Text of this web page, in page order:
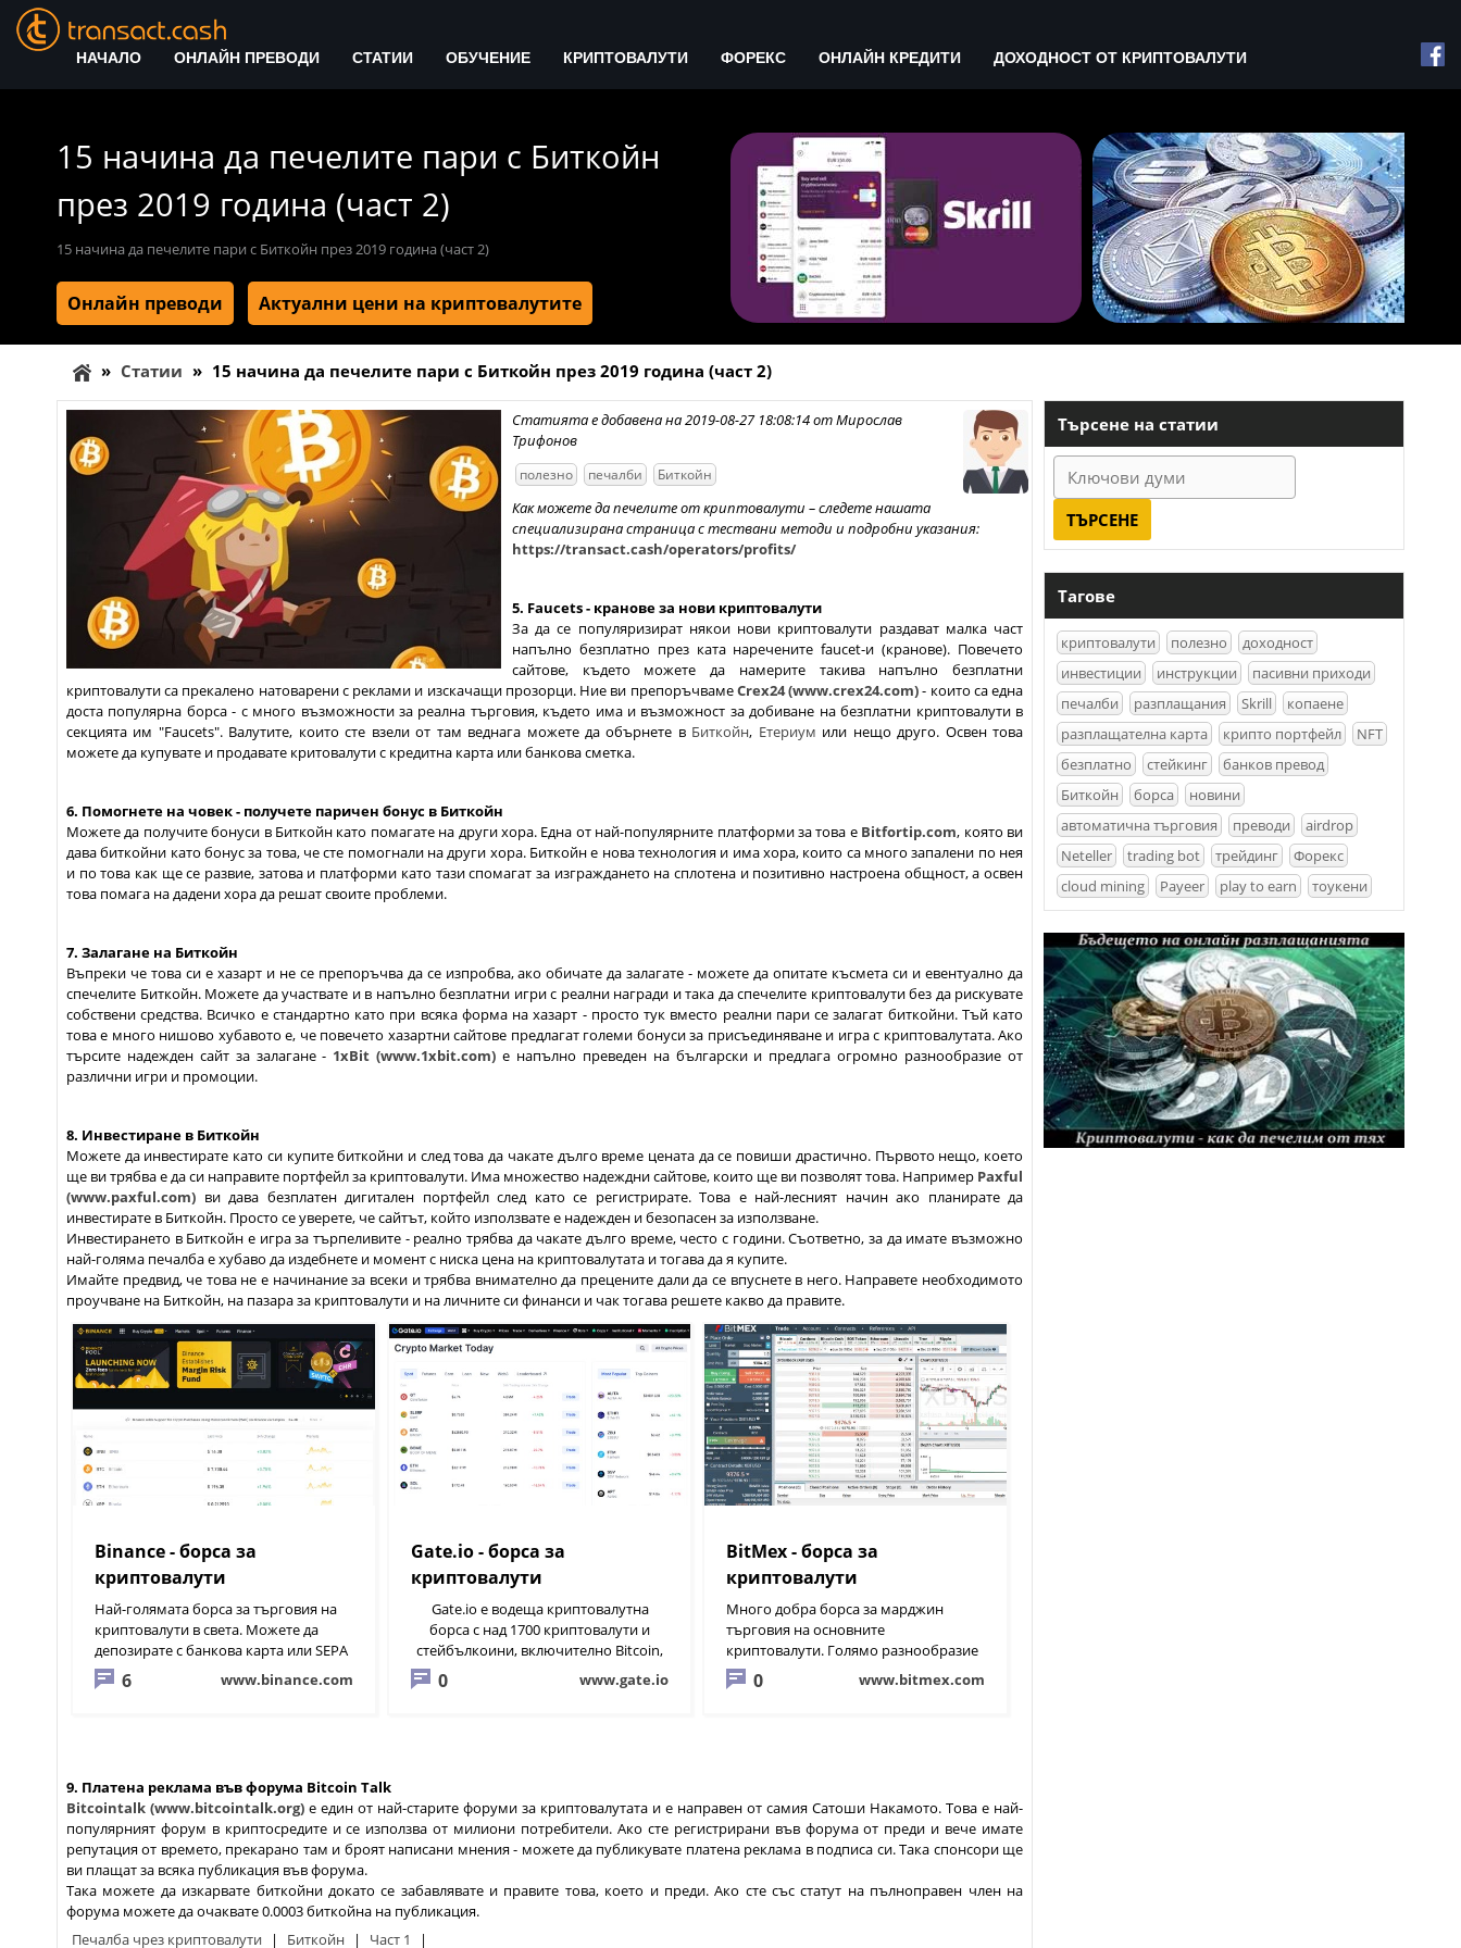
НАЧАЛО ОНЛАЙН ПРЕВОДИ СТАТИИ ОБУЧЕНИЕ КРИПТОВАЛУТИ ФОРЕКС ОНЛАЙН КРЕДИТИ ДОХОДНОСТ ОТ КРИПТОВАЛУТИ
15 начина да печелите пари с Биткойн
през 2019 година (част 2)
15 начина да печелите пари с Биткойн през 2019 година (част 2)
Онлайн преводи Актуални цени на криптовалутите
» Статии » 15 начина да печелите пари с Биткойн през 2019 година (част 2)
Търсене на статии
Тагове
криптовалути полезно
доходност
инвестиции
инструкции
пасивни приходи
печалби
разплащания Skrill
копаене
разплащателна карта
крипто портфейл
NFT
безплатно
стейкинг
банков превод
Биткойн
борса
новини
автоматична търговия
преводи
airdrop
Neteller
trading bot трейдинг
Форекс
cloud mining
Payeer play to earn тоукени
Статията е добавена на 2019-08-27 18:08:14 от Мирослав
Трифонов
полезно печалби Биткойн
Как можете да печелите от криптовалути – следете нашата
специализирана страница с тествани методи и подробни указания:
https://transact.cash/operators/profits/
5. Faucets - кранове за нови криптовалути
За да се популяризират някои нови криптовалути раздават малка част
напълно безплатно през ката наречените faucet-и (кранове). Повечето
сайтове, където можете да намерите такива напълно безплатни
криптовалути са прекалено натоварени с реклами и изскачащи прозорци. Ние ви препоръчвамеCrex24 (www.crex24.com)- които са една
доста популярна борса - с много възможности за реална търговия, където има и възможност за добиване на безплатни криптовалути в
секцията им "Faucets". Валутите, които сте взели от там веднага можете да обърнете в Биткойн, Етериум или нещо друго. Освен това
можете да купувате и продавате критовалути с кредитна карта или банкова сметка.
6. Помогнете на човек - получете паричен бонус в Биткойн
Можете да получите бонуси в Биткойн като помагате на други хора. Една от най-популярните платформи за това е Bitfortip.com, която ви
дава биткойни като бонус за това, че сте помогнали на други хора. Биткойн е нова технология и има хора, които са много запалени по нея
и по това как ще се развие, затова и платформи като тази спомагат за изграждането на сплотена и позитивно настроена общност, а освен
това помага на дадени хора да решат своите проблеми.
7. Залагане на Биткойн
Въпреки че това си е хазарт и не се препоръчва да се изпробва, ако обичате да залагате - можете да опитате късмета си и евентуално да
спечелите Биткойн. Можете да участвате и в напълно безплатни игри с реални награди и така да спечелите криптовалути без да рискувате
собствени средства. Всичко е стандартно като при всяка форма на хазарт - просто тук вместо реални пари се залагат биткойни. Тъй като
това е много нишово хубавото е, че повечето хазартни сайтове предлагат големи бонуси за присъединяване и игра с криптовалутата. Ако
търсите надежден сайт за залагане - 1xBit (www.1xbit.com) е напълно преведен на български и предлага огромно разнообразие от
различни игри и промоции.
8. Инвестиране в Биткойн
Можете да инвестирате като си купите биткойни и след това да чакате дълго време цената да се повиши драстично. Първото нещо, което
ще ви трябва е да си направите портфейл за криптовалути. Има множество надеждни сайтове, които ще ви позволят това. Например Paxful
(www.paxful.com) ви дава безплатен дигитален портфейл след като се регистрирате. Това е най-лесният начин ако планирате да
инвестирате в Биткойн. Просто се уверете, че сайтът, който използвате е надежден и безопасен за използване.
Инвестирането в Биткойн е игра за търпеливите - реално трябва да чакате дълго време, често с години. Съответно, за да имате възможно
най-голяма печалба е хубаво да издебнете и момент с ниска цена на криптовалутата и тогава да я купите.
Имайте предвид, че това не е начинание за всеки и трябва внимателно да прецените дали да се впуснете в него. Направете необходимото
проучване на Биткойн, на пазара за криптовалути и на личните си финанси и чак тогава решете какво да правите.
Binance - борса за
криптовалути
Най-голямата борса за търговия на
криптовалути в света. Можете да
депозирате с банкова карта или SEPA
превод; много възможности за
пасивни приходи.
www.binance.com
6
Gate.io - борса за
криптовалути
Gate.io е водеща криптовалутна
борса с над 1700 криптовалути и
стейбълкоини, включително Bitcoin,
Ethereum и Dogecoin12. Тя предоставя
възможност за търговия с
www.gate.io
0
BitMex - борса за
криптовалути
Много добра борса за марджин
търговия на основните
криптовалути. Голямо разнообразие
от инструменти за търгуване.www.bitmex.com
0
9. Платена реклама във форума Bitcoin Talk
Bitcointalk (www.bitcointalk.org) е един от най-старите форуми за криптовалутата и е направен от самия Сатоши Накамото. Това е най-
популярният форум в криптосредите и се използва от милиони потребители. Ако сте регистрирани във форума от преди и вече имате
репутация от времето, прекарано там и броят написани мнения - можете да публикувате платена реклама в подписа си. Така спонсори ще
ви плащат за всяка публикация във форума.
Така можете да изкарвате биткойни докато се забавлявате и правите това, което и преди. Ако сте със статут на пълноправен член на
форума можете да очаквате 0.0003 биткойна на публикация.
Печалба чрез криптовалути
| Биткойн | Част 1 |